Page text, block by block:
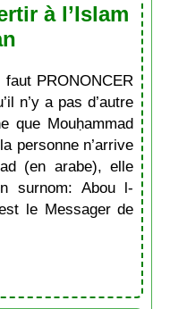
à l’Islam
PRONONCER
n’y a pas d’autre
que Mouḥammad
personne n’arrive
(en arabe), elle
surnom: Abou l-
le Messager de